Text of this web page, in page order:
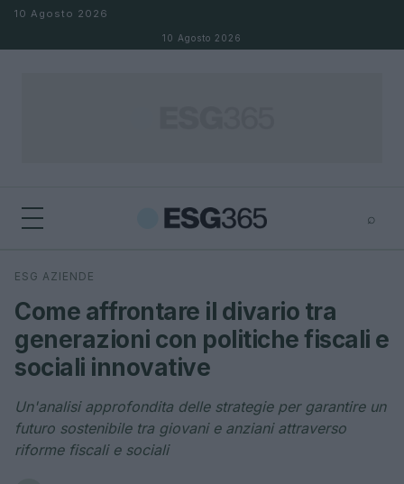
Salta al contenuto
10 Agosto 2026
10 Agosto 2026
⌕
Cerca
ESG AZIENDE
Come affrontare il divario tra
generazioni con politiche fiscali e
sociali innovative
Un'analisi approfondita delle strategie per garantire un
futuro sostenibile tra giovani e anziani attraverso
riforme fiscali e sociali